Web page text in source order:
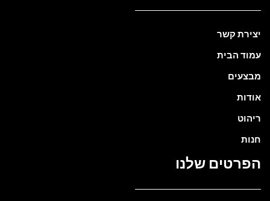
יצירת קשר
עמוד הבית
מבצעים
אודות
ריהוט
חנות
הפרטים שלנו